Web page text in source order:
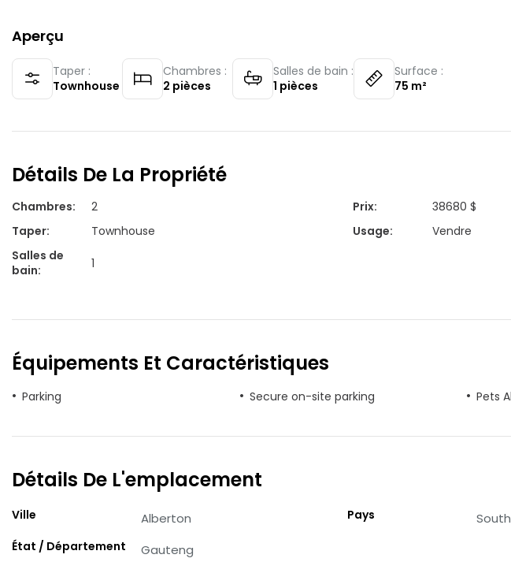
Aperçu
Taper :
Townhouse
Chambres :
2 pièces
Salles de bain :
1 pièces
Surface :
75 m²
Détails De La Propriété
Chambres: 2 Prix:
38680 $
Taper: Townhouse Usage:
Vendre
Salles de
bain: 1
Équipements Et Caractéristiques
Parking Secure on-site parking Pets
Détails De L'emplacement
Ville Alberton
État / Département Gauteng
Pays